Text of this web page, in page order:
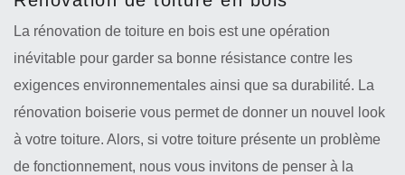
La rénovation de toiture en bois est une opération
inévitable pour garder sa bonne résistance contre les
exigences environnementales ainsi que sa durabilité. La
rénovation boiserie vous permet de donner un nouvel look
à votre toiture. Alors, si votre toiture présente un problème
de fonctionnement, nous vous invitons de penser à la